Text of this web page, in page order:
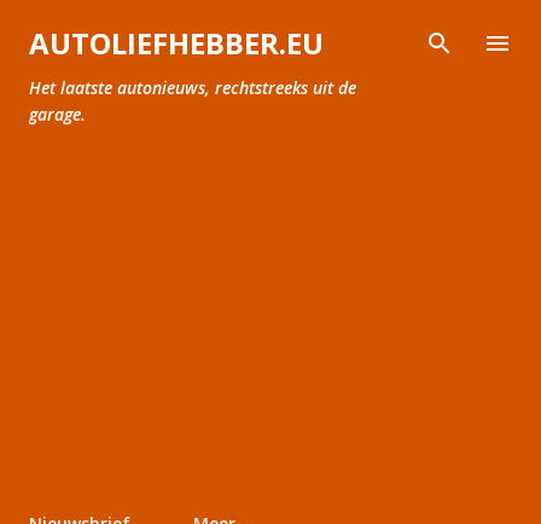
Doorgaan naar hoofdcontent
AUTOLIEFHEBBER.EU
Het laatste autonieuws, rechtstreeks uit de
garage.